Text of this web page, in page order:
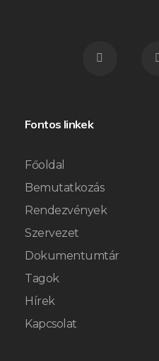
Fontos linkek
Főoldal
Bemutatkozás
Rendezvények
Szervezet
Dokumentumtár
Tagok
Hírek
Kapcsolat